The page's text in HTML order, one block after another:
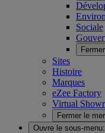
Sociale
Sites
Histoire
Marques
eZee Factory
Virtual
Fermer le
Ouvre le sous-menu: